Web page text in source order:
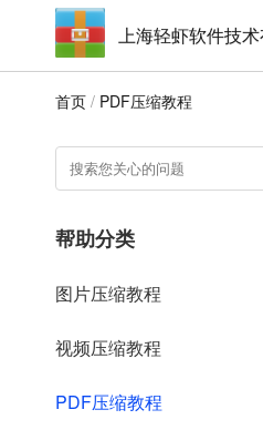
上海轻虾软件技
首页 / PDF压缩教程
帮助分类
图片压缩教程
视频压缩教程
PDF压缩教程